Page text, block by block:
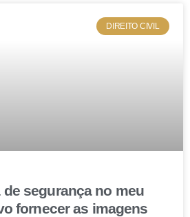
DIREITO CIVIL
de segurança no meu
fornecer as imagens